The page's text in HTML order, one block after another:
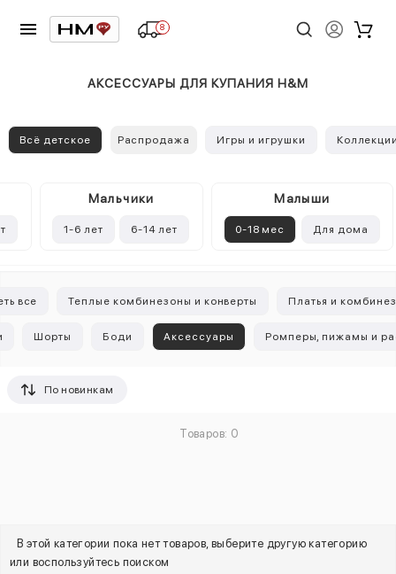
8
АКСЕССУАРЫ ДЛЯ КУПАНИЯ H&M
Всё детское Распродажа Игры и игрушки
Mальчики
1-6 лет 6-14 лет
Малыши
0-18 мес Для дома
все Теплые комбинезоны и конверты Платья и
Шорты Боди Аксессуары Ромперы, пижамы и
По новинкам
Товаров: 0
В этой категории пока нет товаров, выберите другую категорию
или воспользуйтесь поиском